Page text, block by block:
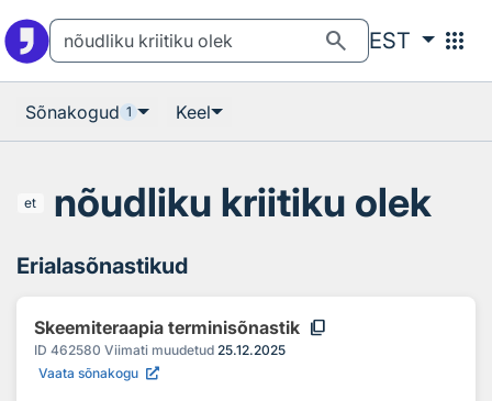
search EST apps
Sõnakogud 1 Keel
et nõudliku kriitiku olek
Erialasõnastikud
Skeemiteraapia terminisõnastik content_copy
ID 462580 Viimati muudetud 25.12.2025
Vaata sõnakogu